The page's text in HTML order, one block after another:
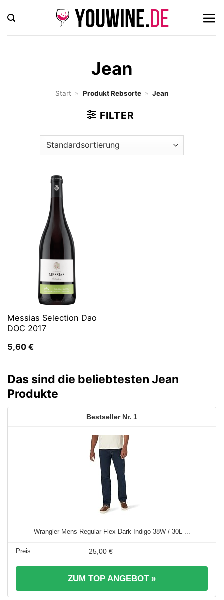
Inhalt
springen
Jean
Start » Produkt Rebsorte » Jean
FILTER
Messias Selection Dao
DOC 2017
5,60 €
Das sind die beliebtesten Jean
Produkte
1
Wrangler Mens Regular Flex Dark Indigo 38W / 30L ...
25,00 €
ZUM TOP ANGEBOT »